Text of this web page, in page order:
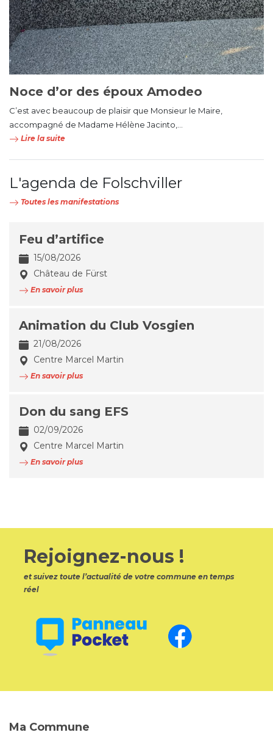
Noce d’or des époux Amodeo
C’est avec beaucoup de plaisir que Monsieur le Maire,
accompagné de Madame Hélène Jacinto,...
Lire la suite
L'agenda de Folschviller
Toutes les manifestations
Feu d’artifice
15/08/2026
Château de Fürst
En savoir plus
Animation du Club Vosgien
21/08/2026
Centre Marcel Martin
En savoir plus
Don du sang EFS
02/09/2026
Centre Marcel Martin
En savoir plus
Rejoignez-nous !
et suivez toute l’actualité de votre commune en temps
réel
Ma Commune